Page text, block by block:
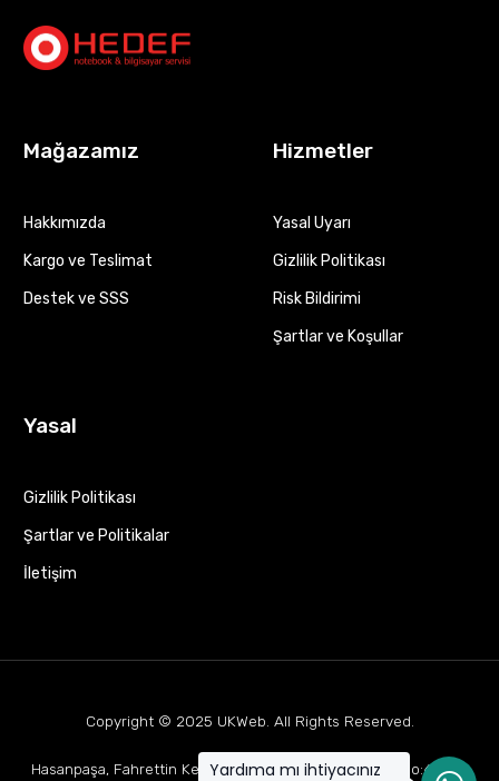
Mağazamız
Hakkımızda
Kargo ve Teslimat
Destek ve SSS
Hizmetler
Yasal Uyarı
Gizlilik Politikası
Risk Bildirimi
Şartlar ve Koşullar
Yasal
Gizlilik Politikası
Şartlar ve Politikalar
İletişim
Copyright © 2025 UKWeb . All Rights Reserved.
Hasanpaşa, Fahrettin Kerim Gökay Cd Mukaddes Apt No:63 D:1,
Yardıma mı ihtiyacınız